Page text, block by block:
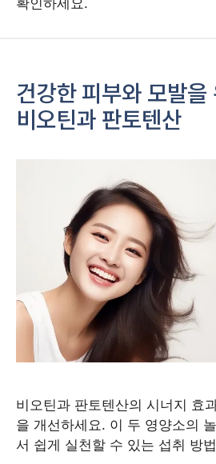
건강한 피부와 모발
비오틴과 판토텐산
비오틴과 판토텐산의 시너지 효
을 개선하세요. 이 두 영양소의
서 쉽게 실천할 수 있는 섭취 방